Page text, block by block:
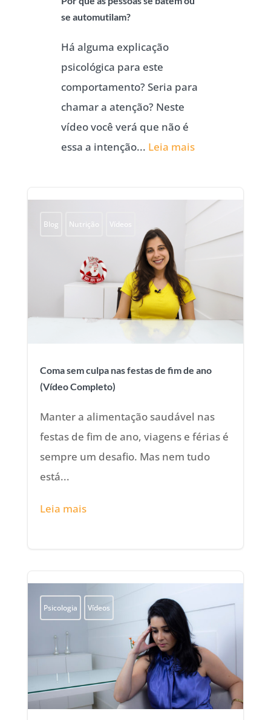
se automutilam?
Há alguma explicação
psicológica para este
comportamento? Seria para
chamar a atenção? Neste
vídeo você verá que não é
essa a intenção... Leia mais
Blog Nutrição Vídeos
Coma sem culpa nas festas de fim de ano
(Vídeo Completo)
Manter a alimentação saudável nas
festas de fim de ano, viagens e férias é
sempre um desafio. Mas nem tudo
está...
Leia mais
Psicologia Vídeos